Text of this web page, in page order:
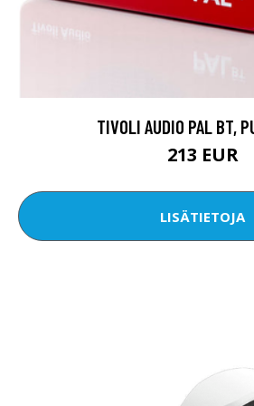
TIVOLI AUDIO PAL BT,
213 EUR
LISÄTIETOJA